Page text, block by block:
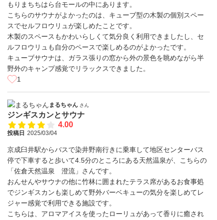
もりまちちはら台モールの中にあります。
こちらのサウナがよかったのは、キューブ型の木製の個別スペー
スでセルフロウリュが楽しめたことです。
木製のスペースもかわいらしくて気分良く利用できましたし、セ
ルフロウリュも自分のペースで楽しめるのがよかったです。
キューブサウナは、ガラス張りの窓から外の景色を眺めながら半
野外のキャンプ感覚でリラックスできました。
1
まるちゃん さん
ジンギスカンとサウナ
4.00
投稿日 2025/03/04
京成臼井駅からバスで染井野南行きに乗車して地区センターバス
停で下車すると歩いて4.5分のところにある天然温泉が、こちらの
「佐倉天然温泉 澄流」さんです。
おんせんやサウナの他に竹林に囲まれたテラス席があるお食事処
でジンギスカンも楽しめて野外バーベキューの気分を楽しめてレ
ジャー感覚で利用できる施設です。
こちらは、アロマアイスを使ったローリュがあって香りに癒され